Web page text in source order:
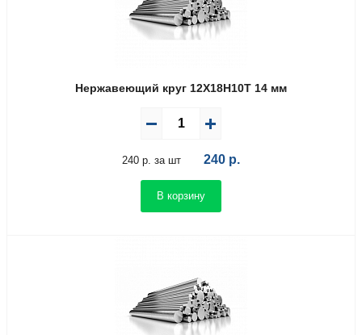
Нержавеющий круг 12Х18Н10Т 14 мм
240 р. за шт 240 р.
В корзину